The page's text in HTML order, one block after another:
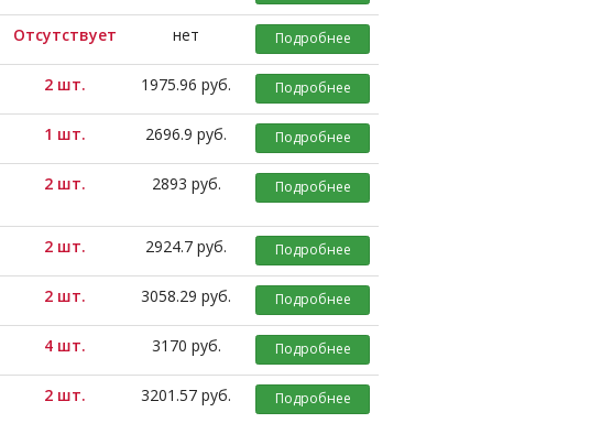
Отсутствует нет Подробнее
2 шт. 1975.96 руб. Подробнее
1 шт. 2696.9 руб. Подробнее
2 шт. 2893 руб. Подробнее
2 шт. 2924.7 руб. Подробнее
2 шт. 3058.29 руб. Подробнее
4 шт. 3170 руб. Подробнее
2 шт. 3201.57 руб. Подробнее